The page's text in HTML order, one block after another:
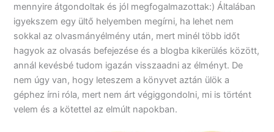
mennyire átgondoltak és jól megfogalmazottak:) Általában
igyekszem egy ültő helyemben megírni, ha lehet nem
sokkal az olvasmányélmény után, mert minél több időt
hagyok az olvasás befejezése és a blogba kikerülés között,
annál kevésbé tudom igazán visszaadni az élményt. De
nem úgy van, hogy leteszem a könyvet aztán ülök a
géphez írni róla, mert nem árt végiggondolni, mi is történt
velem és a kötettel az elmúlt napokban.